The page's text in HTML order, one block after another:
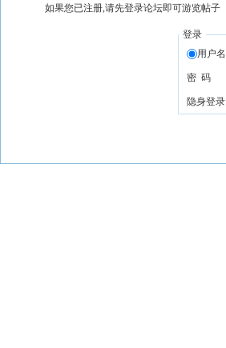
如果您已注册,请先登录论坛即可游览帖子
登录
用户名
密 码
隐身登录